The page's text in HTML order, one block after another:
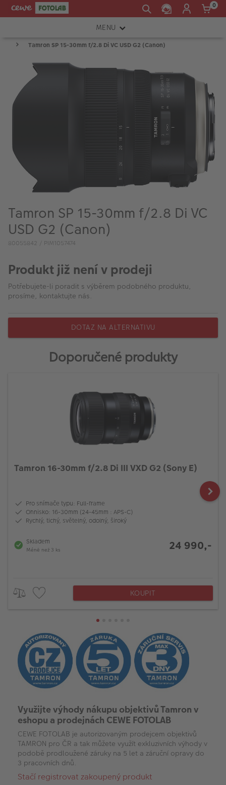
0
MENU
FOTOAPARÁTY
OBJEKTIVY
ATELIÉR
INSTAX™
FOTOBRAŠNY
PŘÍSLUŠENSTVÍ
RÁMEČKY
FOTOALBA
VÝPRODEJ
Akce a slevy
Fotoprodukty
Tamron SP 15-30mm f/2.8 Di VC USD G2 (Canon)
Tamron SP 15-30mm f/2.8 Di VC
USD G2 (Canon)
80055842 / PIM1057474
Produkt již není v prodeji
Potřebujete-li poradit s výběrem podobného produktu,
prosíme, kontaktujte nás.
DOTAZ NA ALTERNATIVU
Doporučené produkty
Tamron 16-30mm f/2.8 Di III VXD G2 (Sony E)
Pro snímače typu: Full-frame
Ohnisko: 16-30mm (24-45mm : APS-C)
Rychlý, tichý, světelný, odolný, široký
Skladem
Méně než 3 ks 24 990,-
KOUPIT
Využijte výhody nákupu objektivů Tamron v
eshopu a prodejnách CEWE FOTOLAB
CEWE FOTOLAB je autorizovaným prodejcem objektivů
TAMRON pro ČR a tak můžete využít exkluzivních výhody v
podobě prodloužené záruky na 5 let a záruční opravy do
3 pracovních dnů.
Stačí registrovat zakoupený produkt